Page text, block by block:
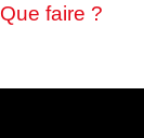
Que faire ?